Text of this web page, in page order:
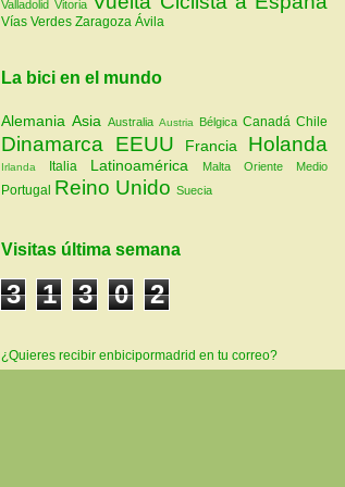
ValladolidVitoria
Vías Verdes Zaragoza Ávila
La bici en el mundo
Alemania Asia Australia Austria Bélgica Canadá Chile
Dinamarca EEUU Francia Holanda
Irlanda Italia Latinoamérica Malta Oriente Medio
Portugal Reino Unido Suecia
Visitas última semana
3 1 3 0 2
¿Quieres recibir enbicipormadrid en tu correo?